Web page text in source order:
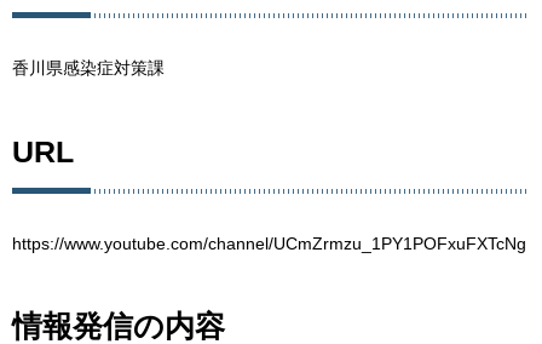
香川県感染症対策課
URL
https://www.youtube.com/channel/UCmZrmzu_1PY1POFxuFXTcNg
情報発信の内容